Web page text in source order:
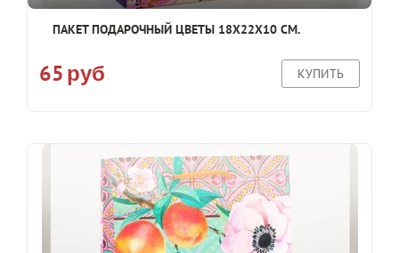
ПАКЕТ ПОДАРОЧНЫЙ ЦВЕТЫ 18Х22Х10 СМ.
65 руб КУПИТЬ